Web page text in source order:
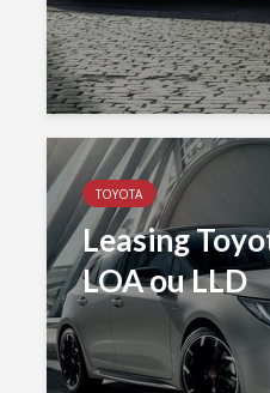
TOYOTA
Leasing
LOA ou LLD